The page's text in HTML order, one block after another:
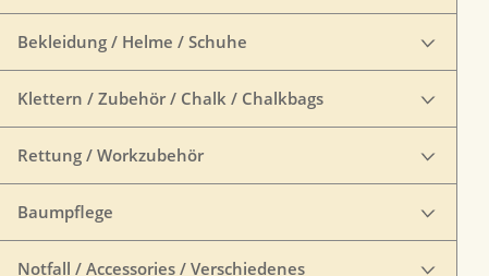
Bekleidung / Helme / Schuhe
Klettern / Zubehör / Chalk / Chalkbags
Rettung / Workzubehör
Baumpflege
Notfall / Accessories / Verschiedenes